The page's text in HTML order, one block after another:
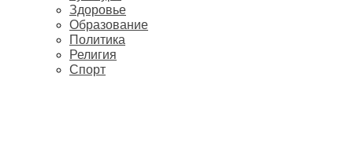
Здоровье
Образование
Политика
Религия
Спорт